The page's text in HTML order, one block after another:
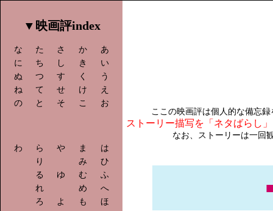
▼映画評index
な た さ か
あ
に
ち し き
い
ぬ
つ す く
う
ね
て せ け
え
の
と そ こ お
わ ら や ま
は
り
み
ひ
る
ゆ む
ふ
れ
め
へ
ろ
よ も ほ
ストーリー描写を「ネタばらし
なお、ストーリーは一回